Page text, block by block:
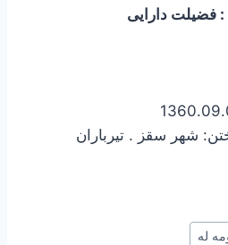
: فضیلت دارایی
شهر سقز . تیرباران
له